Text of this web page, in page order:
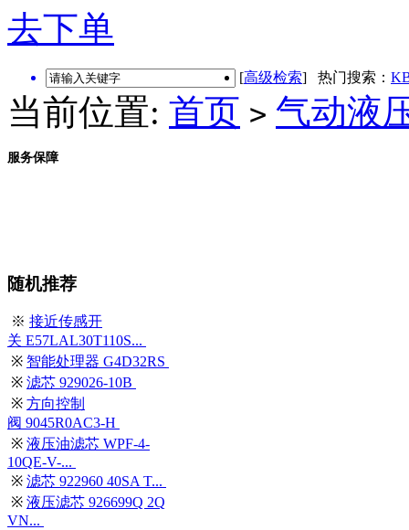
去下单
[高级检索] 热门搜索：
当前位置: 首页 > 气动液
服务保障
随机推荐
※ 接近传感开
关 E57LAL30T110S...
※ 智能处理器 G4D32RS
※ 滤芯 929026-10B
※ 方向控制
阀 9045R0AC3-H
※ 液压油滤芯 WPF-4-
10QE-V-...
※ 滤芯 922960 40SA T...
※ 液压滤芯 926699Q 2Q
VN...